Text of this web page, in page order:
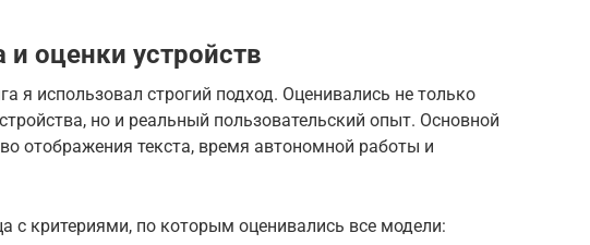
оценки устройств
я использовал строгий подход. Оценивались не только
но и реальный пользовательский опыт. Основной
отображения текста, время автономной работы и
с критериями, по которым оценивались все модели: